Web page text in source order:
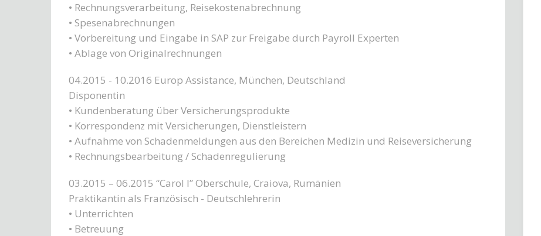
• Rechnungsverarbeitung, Reisekostenabrechnung
• Spesenabrechnungen
• Vorbereitung und Eingabe in SAP zur Freigabe durch Payroll Experten
• Ablage von Originalrechnungen
04.2015 - 10.2016 Europ Assistance, München, Deutschland
Disponentin
• Kundenberatung über Versicherungsprodukte
• Korrespondenz mit Versicherungen, Dienstleistern
• Aufnahme von Schadenmeldungen aus den Bereichen Medizin und Reiseversicherung
• Rechnungsbearbeitung / Schadenregulierung
03.2015 – 06.2015 “Carol I” Oberschule, Craiova, Rumänien
Praktikantin als Französisch - Deutschlehrerin
• Unterrichten
• Betreuung